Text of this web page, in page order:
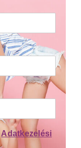
Adatkezelési